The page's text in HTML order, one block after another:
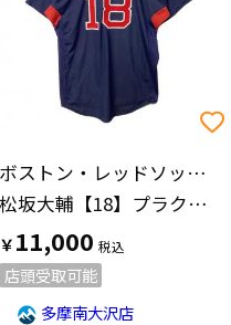
価格の高い順
ボストン・レッドソックス(ボストンレッドソックス)
松坂大輔【18】プラクティスシャツ 応援グッズ A6800 2007年 SIZE M ネイビー×レッド
￥11,000
店頭受取可能
多摩南大沢店